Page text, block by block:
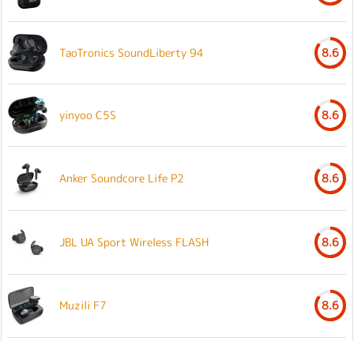
TaoTronics SoundLiberty 94 8.6
yinyoo C5S 8.6
Anker Soundcore Life P2 8.6
JBL UA Sport Wireless FLASH 8.6
Muzili F7 8.6